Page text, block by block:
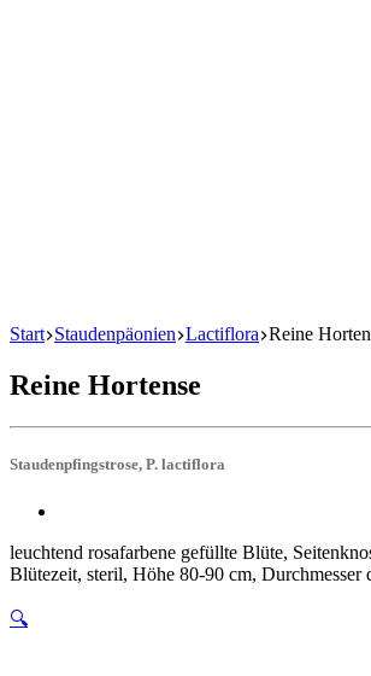
Start Staudenpäonien Lactiflora Reine
Reine Hortense
Staudenpfingstrose, P. lactiflora
leuchtend rosafarbene gefüllte Blüte,
Blütezeit, steril, Höhe 80-90 cm, Durchmesser
🔍